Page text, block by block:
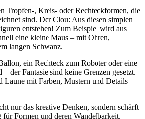
Tropfen-, Kreis- oder Rechteckformen, die
sind. Der Clou: Aus diesen simplen
entstehen! Zum Beispiel wird aus
eine kleine Maus – mit Ohren,
langen Schwanz.
ein Rechteck zum Roboter oder eine
der Fantasie sind keine Grenzen gesetzt.
Laune mit Farben, Mustern und Details
nur das kreative Denken, sondern schärft
für Formen und deren Wandelbarkeit.